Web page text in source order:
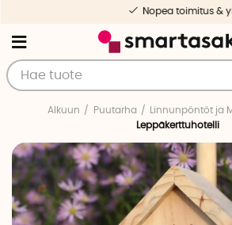
Nopea toimitus &
Alkuun Puutarha
Linnunpöntöt ja
Leppäkerttuhotelli